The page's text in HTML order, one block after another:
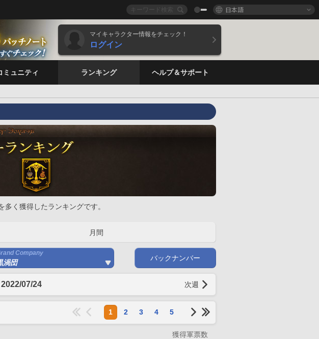
日本語
マイキャラクター情報をチェック！
ログイン
ミュニティ ランキング ヘルプ＆サポート
く獲得したランキングです。
月間
Company
渦団
バックナンバー
07/24 次週
1 2 3 4 5
獲得軍票数